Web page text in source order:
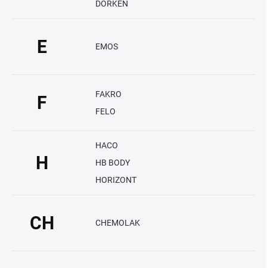
DORKEN
E EMOS
F
FAKRO
FELO
H
HACO
HB BODY
HORIZONT
CH CHEMOLAK